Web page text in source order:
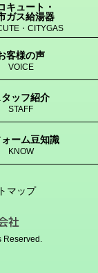
キュート・
ガス給湯器
・CITYGAS
客様の声
VOICE
タッフ紹介
STAFF
ォーム豆知識
KNOW
マップ
Reserved.